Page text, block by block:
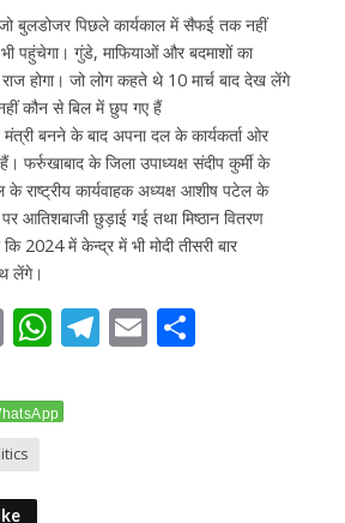
जो बुलडोजर पिछले कार्यकाल में सैफई तक नहीं
पहुंचेगा। गुंडे, माफियाओं और बदमाशों का
होगा। जो लोग कहते थे 10 मार्च बाद देख लेंगे
कौन से बिल में छुप गए हैं
बनने के बाद अपना दल के कार्यकर्ता ओर
फर्रुखाबाद के जिला उपाध्यक्ष संदीप कुर्मी के
राष्ट्रीय कार्यवाहक अध्यक्ष आशीष पटेल के
आतिशबाजी छुड़ाई गई तथा मिष्ठान वितरण
2024 में केन्द्र में भी मोदी तीसरी बार
लेंगे।
C
p
y
Li
W
at
T E S